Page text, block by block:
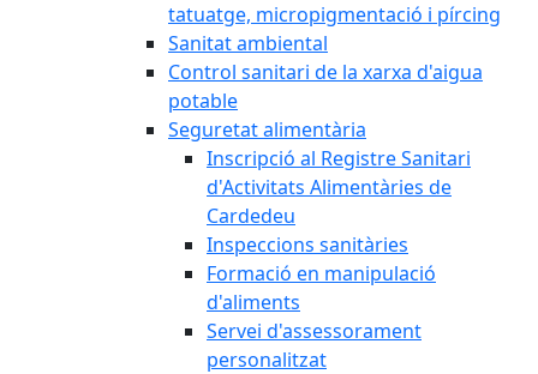
tatuatge, micropigmentació i pírcing
Sanitat ambiental
Control sanitari de la xarxa d'aigua
potable
Seguretat alimentària
Inscripció al Registre Sanitari
d'Activitats Alimentàries de
Cardedeu
Inspeccions sanitàries
Formació en manipulació
d'aliments
Servei d'assessorament
personalitzat